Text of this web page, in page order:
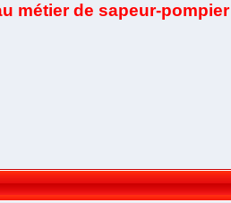
métier de sapeur-pompier